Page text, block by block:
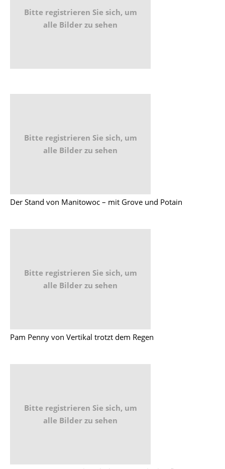
Bitte registrieren Sie sich, um
alle Bilder zu sehen
Bitte registrieren Sie sich, um
alle Bilder zu sehen
Der Stand von Manitowoc – mit Grove und Potain
Bitte registrieren Sie sich, um
alle Bilder zu sehen
Pam Penny von Vertikal trotzt dem Regen
Bitte registrieren Sie sich, um
alle Bilder zu sehen